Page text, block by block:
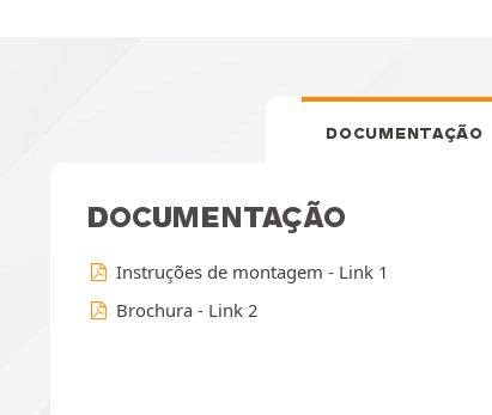
DOCUMENTAÇÃO
DOCUMENTAÇÃO
Instruções de montagem - Link 1
Brochura - Link 2